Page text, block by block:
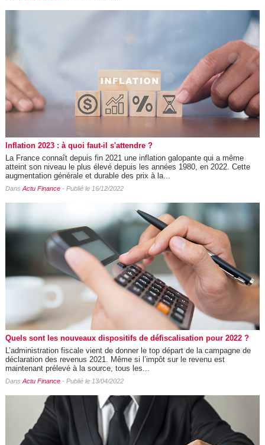
Inflation 2023 : à quoi faut-il s'attendre ?
La France connaît depuis fin 2021 une inflation galopante qui a même
atteint son niveau le plus élevé depuis les années 1980, en 2022. Cette
augmentation générale et durable des prix à la...
Dans Actu Finance- Publié le 16/12/2022
Quels sont les nouveaux dispositifs de défiscalisation pour 2022 ?
L’administration fiscale vient de donner le top départ de la campagne de
déclaration des revenus 2021. Même si l’impôt sur le revenu est
maintenant prélevé à la source, tous les...
Dans Actu Finance- Publié le 13/04/2022